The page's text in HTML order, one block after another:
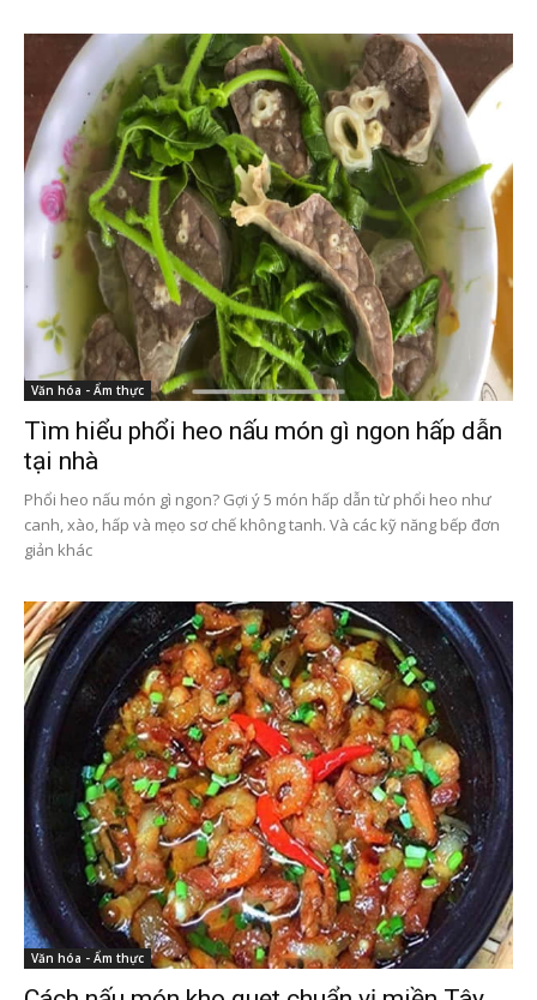
Văn hóa - Ẩm thực
Tìm hiểu phổi heo nấu món gì ngon hấp dẫn
tại nhà
Phổi heo nấu món gì ngon? Gợi ý 5 món hấp dẫn từ phổi heo như
canh, xào, hấp và mẹo sơ chế không tanh. Và các kỹ năng bếp đơn
giản khác
Văn hóa - Ẩm thực